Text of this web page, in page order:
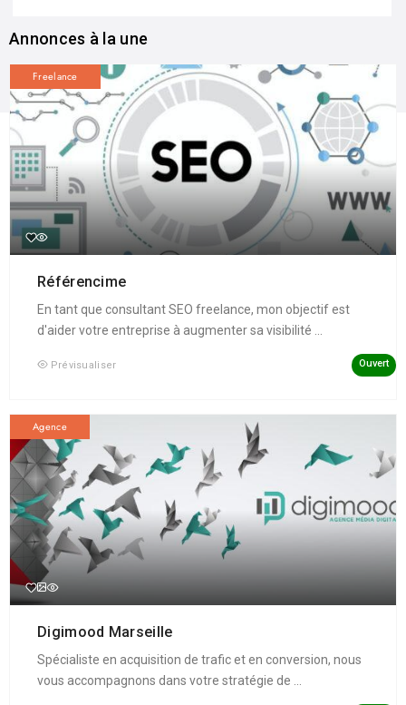
Annonces à la une
Freelance
Référencime
En tant que consultant SEO freelance, mon objectif est
d'aider votre entreprise à augmenter sa visibilité ...
Prévisualiser Ouvert
Agence
Digimood Marseille
Spécialiste en acquisition de trafic et en conversion, nous
vous accompagnons dans votre stratégie de ...